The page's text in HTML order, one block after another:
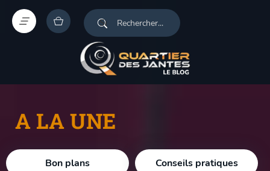
A LA UNE
Bon plans Conseils pratiques